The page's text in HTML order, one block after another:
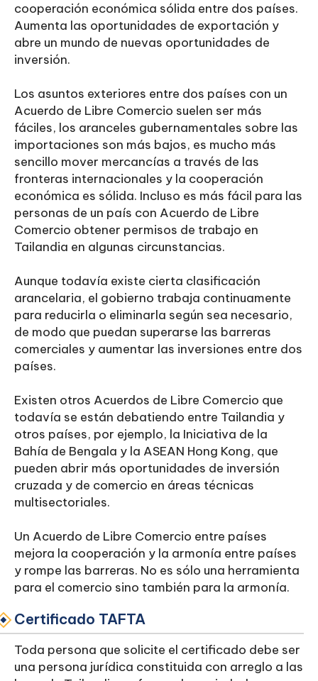
cooperación económica sólida entre dos países.
Aumenta las oportunidades de exportación y
abre un mundo de nuevas oportunidades de
inversión.
Los asuntos exteriores entre dos países con un
Acuerdo de Libre Comercio suelen ser más
fáciles, los aranceles gubernamentales sobre las
importaciones son más bajos, es mucho más
sencillo mover mercancías a través de las
fronteras internacionales y la cooperación
económica es sólida. Incluso es más fácil para las
personas de un país con Acuerdo de Libre
Comercio obtener permisos de trabajo en
Tailandia en algunas circunstancias.
Aunque todavía existe cierta clasificación
arancelaria, el gobierno trabaja continuamente
para reducirla o eliminarla según sea necesario,
de modo que puedan superarse las barreras
comerciales y aumentar las inversiones entre dos
países.
Existen otros Acuerdos de Libre Comercio que
todavía se están debatiendo entre Tailandia y
otros países, por ejemplo, la Iniciativa de la
Bahía de Bengala y la ASEAN Hong Kong, que
pueden abrir más oportunidades de inversión
cruzada y de comercio en áreas técnicas
multisectoriales.
Un Acuerdo de Libre Comercio entre países
mejora la cooperación y la armonía entre países
y rompe las barreras. No es sólo una herramienta
para el comercio sino también para la armonía.
Certificado TAFTA
Toda persona que solicite el certificado debe ser
una persona jurídica constituida con arreglo a las